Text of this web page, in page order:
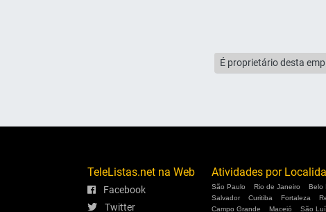
É proprietário desta
TeleListas.net na Web
Facebook
Twitter
Atividades por
São Paulo Rio de Janeiro Belo
Salvador
Curitiba Fortaleza
Campo Grande
Maceió São